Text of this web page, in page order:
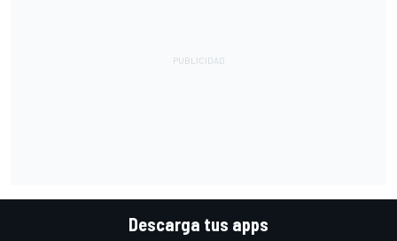
Descarga tus apps